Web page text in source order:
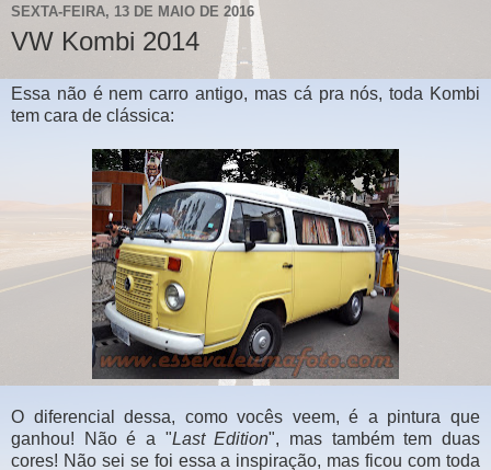
SEXTA-FEIRA, 13 DE MAIO DE 2016
VW Kombi 2014
Essa não é nem carro antigo, mas cá pra nós, toda Kombi
tem cara de clássica:
O diferencial dessa, como vocês veem, é a pintura que
ganhou! Não é a "Last Edition", mas também tem duas
cores! Não sei se foi essa a inspiração, mas ficou com toda